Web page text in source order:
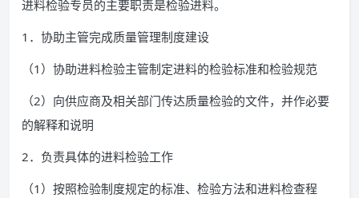
进料检验专员的主要职责是检验进料。
1．协助主管完成质量管理制度建设
（1）协助进料检验主管制定进料的检验标准和检验规范
（2）向供应商及相关部门传达质量检验的文件，并作必要
的解释和说明
2．负责具体的进料检验工作
（1）按照检验制度规定的标准、检验方法和进料检查程